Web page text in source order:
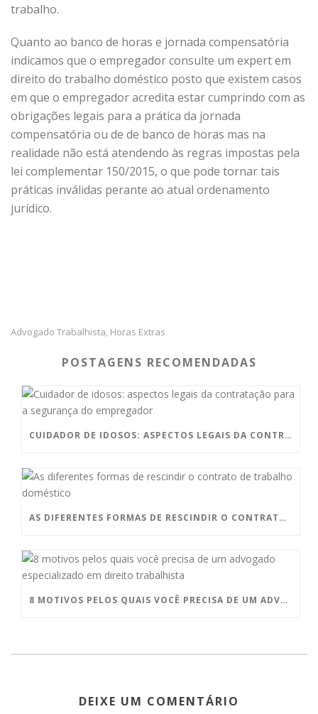
trabalho.
Quanto ao banco de horas e jornada compensatória
indicamos que o empregador consulte um expert em
direito do trabalho doméstico posto que existem casos
em que o empregador acredita estar cumprindo com as
obrigações legais para a prática da jornada
compensatória ou de de banco de horas mas na
realidade não está atendendo às regras impostas pela
lei complementar 150/2015, o que pode tornar tais
práticas inválidas perante ao atual ordenamento
jurídico.
Advogado Trabalhista, Horas Extras
POSTAGENS RECOMENDADAS
CUIDADOR DE IDOSOS: ASPECTOS LEGAIS DA CONTRATAÇÃO PARA A SEGURANÇA DO EMPREGADOR
AS DIFERENTES FORMAS DE RESCINDIR O CONTRATO DE TRABALHO DOMÉSTICO
8 MOTIVOS PELOS QUAIS VOCÊ PRECISA DE UM ADVOGADO ESPECIALIZADO EM DIREITO TRABALHISTA
DEIXE UM COMENTÁRIO